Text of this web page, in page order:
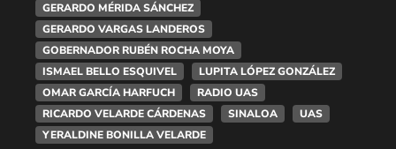
GERARDO MÉRIDA SÁNCHEZ
GERARDO VARGAS LANDEROS
GOBERNADOR RUBÉN ROCHA MOYA
ISMAEL BELLO ESQUIVEL
LUPITA LÓPEZ GONZÁLEZ
OMAR GARCÍA HARFUCH
RADIO UAS
RICARDO VELARDE CÁRDENAS
SINALOA
UAS
YERALDINE BONILLA VELARDE